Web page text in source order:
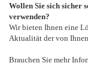
Wollen Sie sich sicher
verwenden?
Wir bieten Ihnen eine
Aktualität der von
Brauchen Sie mehr